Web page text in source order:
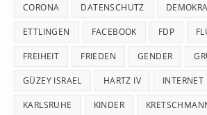
CORONA DATENSCHUTZ
ETTLINGEN FACEBOOK FDP
FREIHEIT FRIEDEN GENDER
GÜZEY ISRAEL HARTZ IV INTERNET
KARLSRUHE KINDER